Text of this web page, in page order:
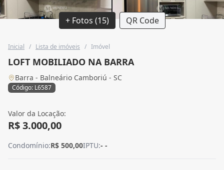
+ Fotos (15) QR Code
Inicial / Lista de imóveis / Imóvel
LOFT MOBILIADO NA BARRA
Barra - Balneário Camboriú - SC
Código: L6587
Valor da Locação:
R$ 3.000,00
Condomínio:R$ 500,00IPTU:- -